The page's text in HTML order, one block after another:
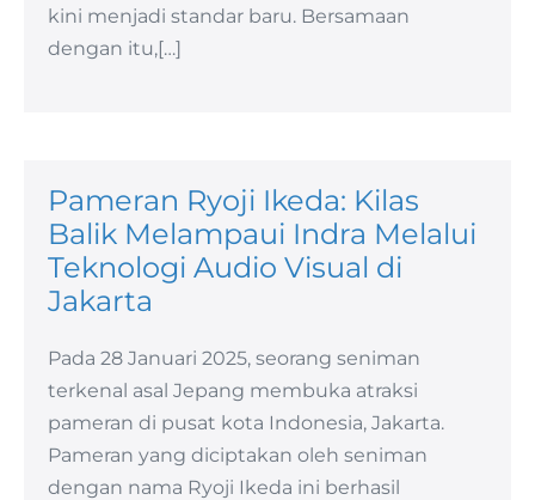
kini menjadi standar baru. Bersamaan
dengan itu,[…]
Pameran Ryoji Ikeda: Kilas
Balik Melampaui Indra Melalui
Teknologi Audio Visual di
Jakarta
Pada 28 Januari 2025, seorang seniman
terkenal asal Jepang membuka atraksi
pameran di pusat kota Indonesia, Jakarta.
Pameran yang diciptakan oleh seniman
dengan nama Ryoji Ikeda ini berhasil